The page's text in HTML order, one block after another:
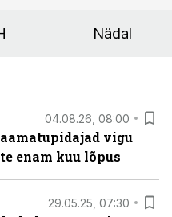
Nädal
04.08.26, 08:00
vigu
enam kuu lõpus
29.05.25, 07:30